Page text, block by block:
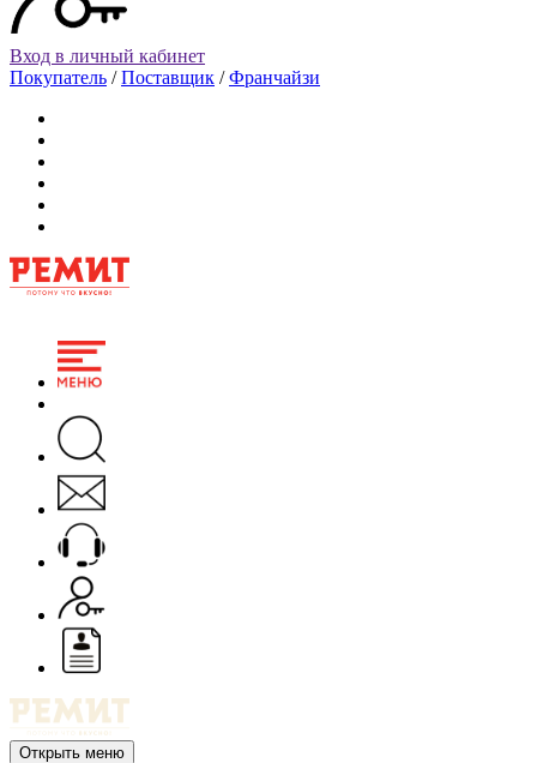
Вход в личный кабинет
Покупатель /Поставщик /Франчайзи
Открыть меню